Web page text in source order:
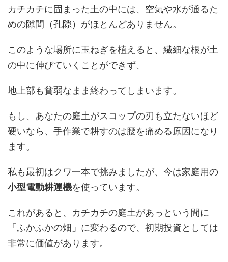
カチカチに固まった土の中には、空気や水が通るた
めの隙間（孔隙）がほとんどありません。
このような場所に玉ねぎを植えると、繊細な根が土
の中に伸びていくことができず、
地上部も貧弱なまま終わってしまいます。
もし、あなたの庭土がスコップの刃も立たないほど
硬いなら、手作業で耕すのは腰を痛める原因になり
ます。
私も最初はクワ一本で挑みましたが、今は家庭用の
小型電動耕運機を使っています。
これがあると、カチカチの庭土があっという間に
「ふかふかの畑」に変わるので、初期投資としては
非常に価値があります。